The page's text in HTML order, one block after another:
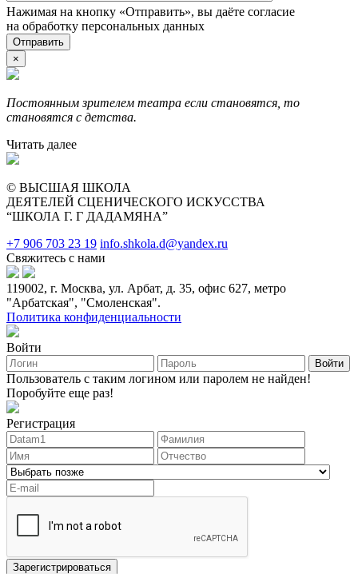
Нажимая на кнопку «Отправить», вы даёте согласие
на обработку персональных данных
×
Постоянным зрителем театра если становятся, то
становятся с детства.
Читать далее
© ВЫСШАЯ ШКОЛА
ДЕЯТЕЛЕЙ СЦЕНИЧЕСКОГО ИСКУССТВА
“ШКОЛА Г. Г ДАДАМЯНА”
+7 906 703 23 19 info.shkola.d@yandex.ru
Свяжитесь с нами
119002, г. Москва, ул. Арбат, д. 35, офис 627, метро
"Арбатская", "Смоленская".
Политика конфиденциальности
Войти
Войти
Пользователь с таким логином или паролем не найден!
Поробуйте еще раз!
Регистрация
Зарегистрироваться